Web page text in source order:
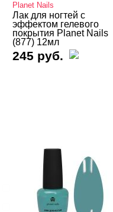
ЦЕНА
База
Голографический
Planet Nails
Лак для ногтей с
эффектом гелевого
покрытия Planet Nails
(877) 12мл
245 руб.